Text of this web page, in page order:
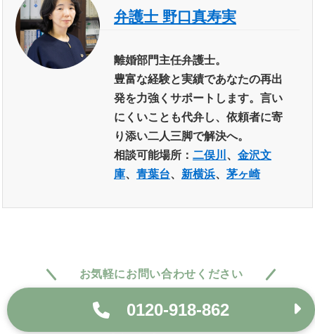
弁護士 野口真寿実
離婚部門主任弁護士。
豊富な経験と実績であなたの再出
発を力強くサポートします。言い
にくいことも代弁し、依頼者に寄
り添い二人三脚で解決へ。
相談可能場所： 二俣川 、 金沢文
庫、 青葉台、 新横浜、 茅ヶ崎
お気軽にお問い合わせください
0120-918-862